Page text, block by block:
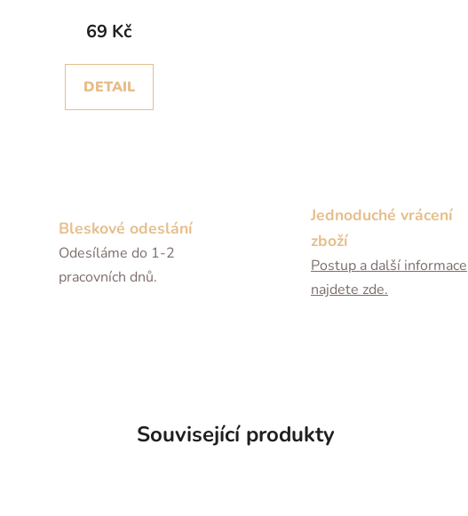
Bleskové odeslání
Odesíláme do 1-2
pracovních dnů.
Jednoduché vrácení
zboží
Postup a další informace
najdete zde.
Související produkty
69 Kč
DETAIL